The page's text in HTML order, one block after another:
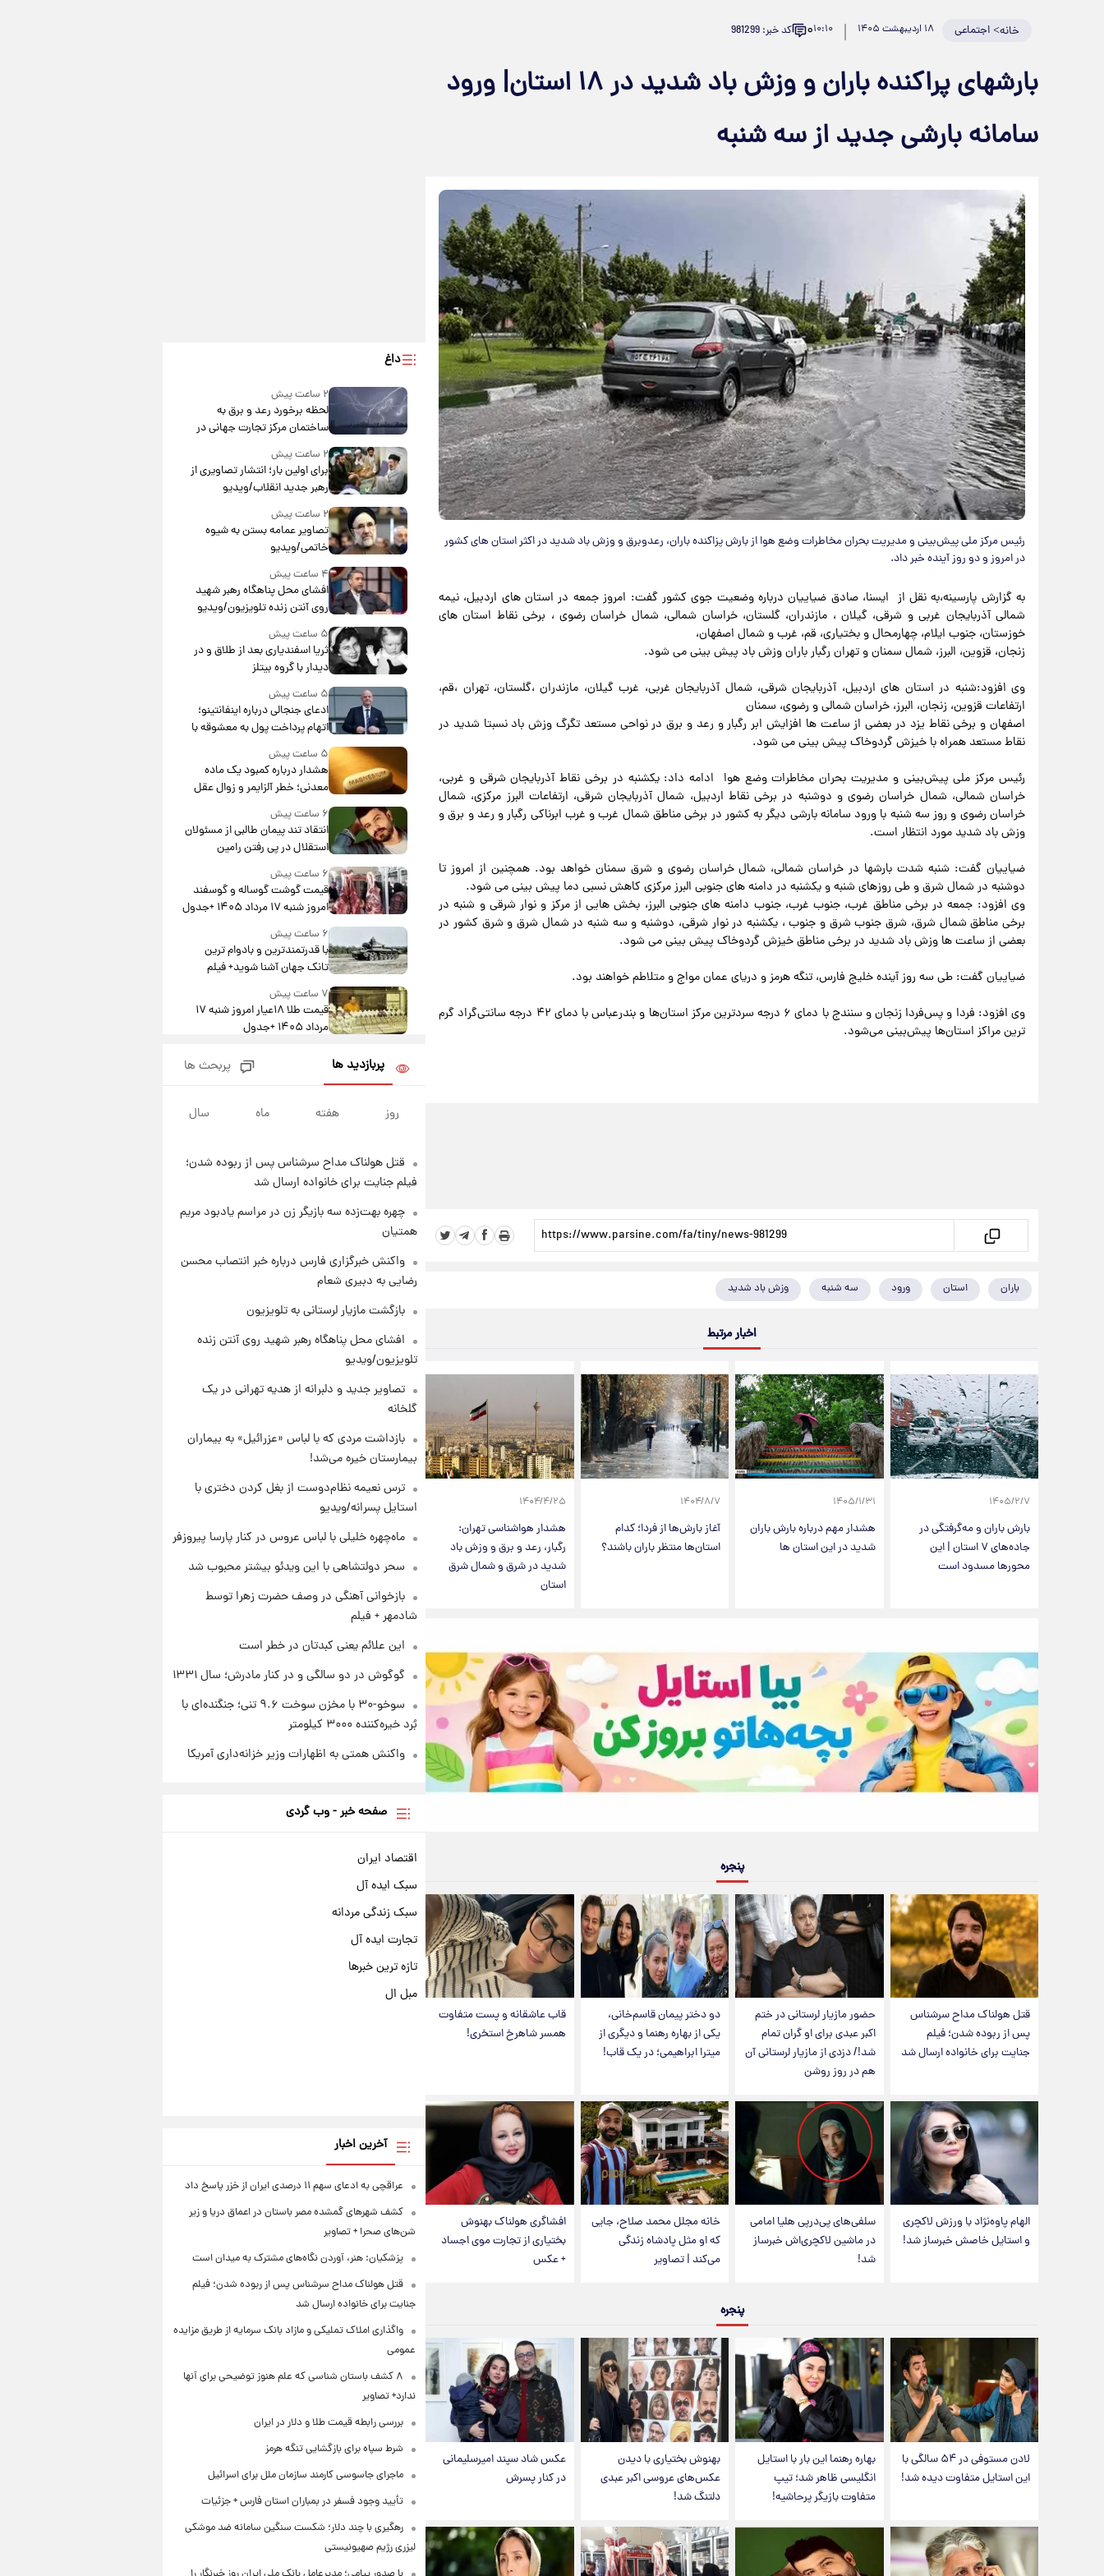
خانه>اجتماعی ۱۸ اردیبهشت ۱۴۰۵ ۱۰:۱۰۰ کد خبر: 981299
بارشهای پراکنده باران و وزش باد شدید در ۱۸ استان| ورود
سامانه بارشی جدید از سه شنبه
رئیس مرکز ملی پیش‌بینی و مدیریت بحران مخاطرات وضع هوا از بارش پزاکنده باران، رعدوبرق و وزش باد شدید در اکثر استان های کشور
در امروز و دو روز آینده خبر داد.
به گزارش پارسینه،به نقل از ایسنا، صادق ضیاییان درباره وضعیت جوی کشور گفت: امروز جمعه در استان های اردبیل، نیمه
شمالی آذربایجان غربی و شرقی، گیلان ، مازندران، گلستان، خراسان شمالی، شمال خراسان رضوی ، برخی نقاط استان های
خوزستان، جنوب ایلام، چهارمحال و بختیاری، قم، غرب و شمال اصفهان،
زنجان، قزوین، البرز، شمال سمنان و تهران رگبار باران وزش باد پیش بینی می شود.
وی افزود:شنبه در استان های اردبیل، آذربایجان شرقی، شمال آذربایجان غربی، غرب گیلان، مازندران ،گلستان، تهران ،قم،
ارتفاعات قزوین، زنجان، البرز، خراسان شمالی و رضوی، سمنان
اصفهان و برخی نقاط یزد در بعضی از ساعت ها افزایش ابر رگبار و رعد و برق در نواحی مستعد تگرگ وزش باد نسبتا شدید در
نقاط مستعد همراه با خیزش گردوخاک پیش بینی می شود.
رئیس مرکز ملی پیش‌بینی و مدیریت بحران مخاطرات وضع هوا ادامه داد: یکشنبه در برخی نقاط آذربایجان شرقی و غربی،
خراسان شمالی، شمال خراسان رضوی و دوشنبه در برخی نقاط اردبیل، شمال آذربایجان شرقی، ارتفاعات البرز مرکزی، شمال
خراسان رضوی و روز سه شنبه با ورود سامانه بارشی دیگر به کشور در برخی مناطق شمال غرب و غرب ابرناکی رگبار و رعد و برق و
وزش باد شدید مورد انتظار است.
ضیاییان گفت: شنبه شدت بارشها در خراسان شمالی، شمال خراسان رضوی و شرق سمنان خواهد بود. همچنین از امروز تا
دوشنبه در شمال شرق و طی روزهای شنبه و یکشنبه در دامنه های جنوبی البرز مرکزی کاهش نسبی دما پیش بینی می شود.
وی افزود: جمعه در برخی مناطق غرب، جنوب غرب، جنوب دامنه های جنوبی البرز، بخش هایی از مرکز و نوار شرقی و شنبه در
برخی مناطق شمال شرق، شرق جنوب شرق و جنوب ، یکشنبه در نوار شرقی، دوشنبه و سه شنبه در شمال شرق و شرق کشور در
بعضی از ساعت ها وزش باد شدید در برخی مناطق خیزش گردوخاک پیش بینی می شود.
ضیاییان گفت: طی سه روز آینده خلیج فارس، تنگه هرمز و دریای عمان مواج و متلاطم خواهند بود.
وی افزود: فردا و پس‌فردا زنجان و سنندج با دمای ۶ درجه سردترین مرکز استان‌ها و بندرعباس با دمای ۴۲ درجه سانتی‌گراد گرم
ترین مراکز استان‌ها پیش‌بینی می‌شود.
باران استان ورود سه شنبه وزش باد شدید
اخبار مرتبط
۱۴۰۵/۲/۷
بارش باران و مه‌گرفتگی در
جاده‌های ۷ استان | این
محورها مسدود است
۱۴۰۵/۱/۳۱
هشدار مهم درباره بارش باران
شدید در این استان ها
۱۴۰۴/۸/۷
آغاز بارش‌ها از فردا؛ کدام
استان‌ها منتظر باران باشند؟
۱۴۰۴/۴/۲۵
هشدار هواشناسی تهران:
رگبار، رعد و برق و وزش باد
شدید در شرق و شمال شرق
استان
پنجره
قتل هولناک مداح سرشناس
پس از ربوده شدن؛ فیلم
جنایت برای خانواده ارسال شد
حضور مازیار لرستانی در ختم
اکبر عبدی برای او گران تمام
شد!/ دزدی از مازیار لرستانی آن
هم در روز روشن
دو دختر پیمان قاسم‌خانی،
یکی از بهاره رهنما و دیگری از
میترا ابراهیمی؛ در یک قاب!
قاب عاشقانه و پست متفاوت
همسر شاهرخ استخری!
الهام پاوه‌نژاد با ورزش لاکچری
و استایل خاصش خبرساز شد!
سلفی‌های پی‌درپی هلیا امامی
در ماشین لاکچری‌اش خبرساز
شد!
خانه مجلل محمد صلاح، جایی
که او مثل پادشاه زندگی
می‌کند | تصاویر
افشاگری هولناک بهنوش
بختیاری از تجارت موی اجساد
+ عکس
پنجره
لادن مستوفی در ۵۴ سالگی با
این استایل متفاوت دیده شد!
بهاره رهنما این بار با استایل
انگلیسی ظاهر شد؛ تیپ
متفاوت بازیگر پرحاشیه!
بهنوش بختیاری با دیدن
عکس‌های عروسی اکبر عبدی
دلتنگ شد!
عکس شاد سپند امیرسلیمانی
در کنار پسرش
داغ
۲ ساعت پیش
لحظه برخورد رعد و برق به
ساختمان مرکز تجارت جهانی در
آمریکا + فیلم
۲ ساعت پیش
برای اولین بار؛ انتشار تصاویری از
رهبر جدید انقلاب/ویدیو
۲ ساعت پیش
تصاویر عمامه بستن به شیوه
خاتمی/ویدیو
۴ ساعت پیش
افشای محل پناهگاه‌ رهبر شهید
روی آنتن زنده تلویزیون/ویدیو
۵ ساعت پیش
ثریا اسفندیاری بعد از طلاق و در
دیدار با گروه بیتلز
۵ ساعت پیش
ادعای جنجالی درباره اینفانتینو؛
اتهام پرداخت پول به معشوقه با
درآمد یوفا
۵ ساعت پیش
هشدار درباره کمبود یک ماده
معدنی؛ خطر آلزایمر و زوال عقل
افزایش می‌یابد؟
۶ ساعت پیش
انتقاد تند پیمان طالبی از مسئولان
استقلال در پی رفتن رامین
رضاییان+ عکس
۶ ساعت پیش
قیمت گوشت گوساله و گوسفند
امروز شنبه ۱۷ مرداد ۱۴۰۵ +جدول
۶ ساعت پیش
با قدرتمندترین و بادوام ترین
تانک جهان آشنا شوید+ فیلم
۷ ساعت پیش
قیمت طلا ۱۸عیار امروز شنبه ۱۷
مرداد ۱۴۰۵ +جدول
قیمت محصولات ایران‌خودرو و
سایپا امروز شنبه ۱۷ مرداد ۱۴۰۵
۲۱ ساعت پیش
۱۴۰۵
۲۱ ساعت پیش
بازیکن به درد نخور استقلال با
مقصد اروپا این تیم را ترک کرد!
حاجی‌زاده و باقری؛ فرماندهان
شهید هوافضای ایران
پربازدید ها پربحث ها
روز هفته ماه سال
قتل هولناک مداح سرشناس پس از ربوده شدن؛
فیلم جنایت برای خانواده ارسال شد
چهره بهت‌زده سه بازیگر زن در مراسم یادبود مریم
همتیان
واکنش خبرگزاری فارس درباره خبر انتصاب محسن
رضایی به دبیری شعام
بازگشت مازیار لرستانی به تلویزیون
افشای محل پناهگاه‌ رهبر شهید روی آنتن زنده
تلویزیون/ویدیو
تصاویر جدید و دلبرانه از هدیه تهرانی در یک
گلخانه
بازداشت مردی که با لباس «عزرائیل» به بیماران
بیمارستان خیره می‌شد!
ترس نعیمه نظام‌دوست از بغل کردن دختری با
استایل پسرانه/ویدیو
ماه‌چهره خلیلی با لباس عروس در کنار پارسا پیروزفر
سحر دولتشاهی با این ویدئو بیشتر محبوب شد
بازخوانی آهنگی در وصف حضرت زهرا توسط
شادمهر + فیلم
این علائم یعنی کبدتان در خطر است
گوگوش در دو سالگی و در کنار مادرش؛ سال ۱۳۳۱
سوخو-۳۰ با مخزن سوخت ۹.۶ تنی؛ جنگنده‌ای با
بُرد خیره‌کننده ۳۰۰۰ کیلومتر
واکنش همتی به اظهارات وزیر خزانه‌داری آمریکا
صفحه خبر - وب گردی
اقتصاد ایران
سبک ایده آل
سبک زندگی مردانه
تجارت ایده آل
تازه ترین خبرها
مبل ال
آخرین اخبار
عراقچی به ادعای سهم ۱۱ درصدی ایران از خزر پاسخ داد
کشف شهرهای گمشده مصر باستان در اعماق دریا و زیر
شن‌های صحرا + تصاویر
پزشکیان: هنر، آوردن نگاه‌های مشترک به میدان است
قتل هولناک مداح سرشناس پس از ربوده شدن؛ فیلم
جنایت برای خانواده ارسال شد
واگذاری املاک تملیکی و مازاد بانک سرمایه از طریق مزایده
عمومی
۸ کشف باستان شناسی که علم هنوز توضیحی برای آنها
ندارد+ تصاویر
بررسی رابطه قیمت طلا و دلار در ایران
شرط سپاه برای بازگشایی تنگه هرمز
ماجرای جاسوسی کارمند سازمان ملل برای اسرائیل
تأیید وجود فسفر در بمباران استان فارس + جزئیات
رهگیری با چند دلار؛ شکست سنگین سامانه ضد موشکی
لیزری رژیم صهیونیستی